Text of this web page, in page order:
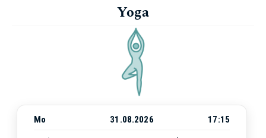
Yoga
Mo 31.08.2026
17:15